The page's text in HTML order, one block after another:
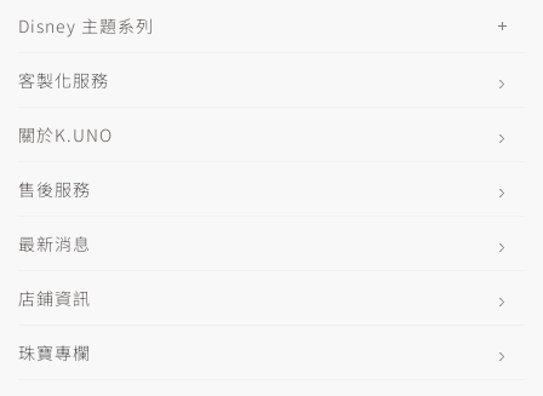
Disney 主題系列
客製化服務
關於K.UNO
售後服務
最新消息
店鋪資訊
珠寶專欄